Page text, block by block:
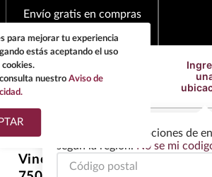
Envío gratis en compras
Las ofertas y las opciones de
según la región. No se mi
¿Qué estas buscando?
Vino Tinto Camuzet Fixin
TÉRMINOS MÁS
BUSCADOS
para mejorar tu experiencia
estás aceptando el uso
nuestro Aviso de